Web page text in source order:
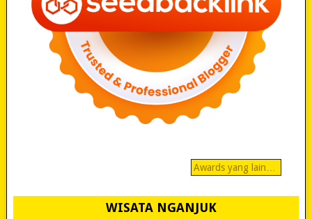
Awards yang lain…
WISATA NGANJUK